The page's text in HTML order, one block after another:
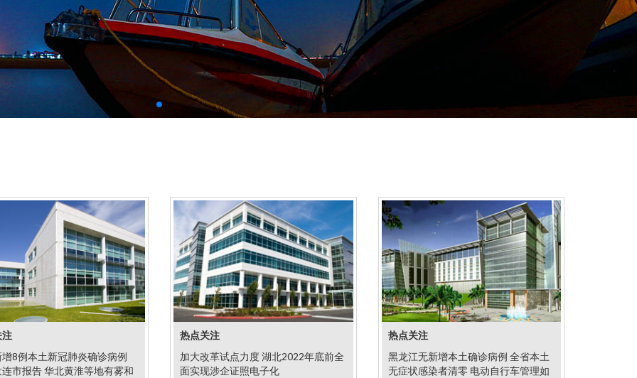
8例本土新冠肺炎确诊病例
市报告 华北黄淮等地有雾和
热点关注
加大改革试点力度 湖北2022年底前全
面实现涉企证照电子化
热点关注
黑龙江无新增本土确诊病例 全省本土
无症状感染者清零 电动自行车管理如